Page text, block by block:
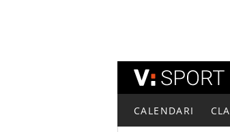
CALENDARI